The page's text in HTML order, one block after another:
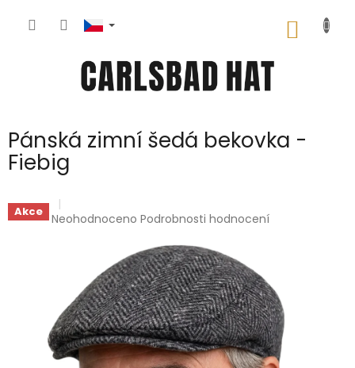
Pánská zimní šedá bekovka -
Fiebig
Akce Průměrné
hvězdiček.
Neohodnoceno Podrobnosti hodnocení